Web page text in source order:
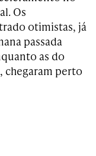
Os
otimistas, já
passada
as do
chegaram perto